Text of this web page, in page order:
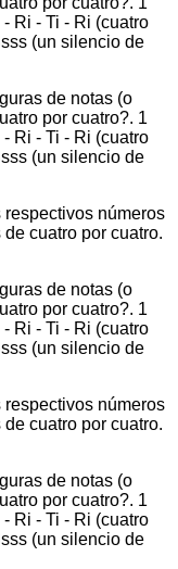
Ri - Ti - Ri (cuatro
(un silencio de
de notas (o
por cuatro?. 1
Ri - Ti - Ri (cuatro
(un silencio de
números
cuatro por cuatro.
de notas (o
por cuatro?. 1
Ri - Ti - Ri (cuatro
(un silencio de
números
cuatro por cuatro.
de notas (o
por cuatro?. 1
Ri - Ti - Ri (cuatro
(un silencio de